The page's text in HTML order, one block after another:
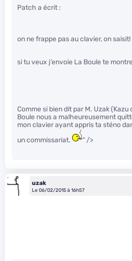
Patch a écrit :
on ne frappe pas au clavier, on saisit!
si tu veux j’envoie La Boule te
Comme si bien dit par M. Uzak (Kazu
Boule nous a malheureusement
mon clavier ayant appris ta sténo
un commissariat.
" />
uzak
Le 06/02/2015 à 16h57